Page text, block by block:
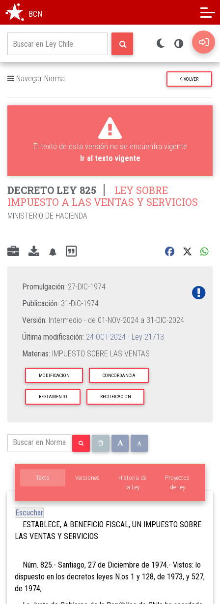
BCN
Navegar Norma VOLVER
El texto de esta versión no se encuentra vigente
Ir al texto vigente
DECRETO LEY 825
LEY SOBRE
IMPUESTO A LAS VENTAS Y SERVICIOS
MINISTERIO DE HACIENDA
Promulgación: 27-DIC-1974
Publicación: 31-DIC-1974
Versión: Intermedio - de 01-NOV-2024 a 31-DIC-2024
Última modificación: 24-OCT-2024 - Ley 21713
Materias: IMPUESTO SOBRE LAS VENTAS
MODIFICACION CONCORDANCIA
REGLAMENTO RECTIFICACION
Texto Versiones
Proyectos
de Ley
Historia de
la Ley
Escuchar
ESTABLECE, A BENEFICIO FISCAL, UN IMPUESTO SOBRE
LAS VENTAS Y SERVICIOS
Núm. 825.- Santiago, 27 de Diciembre de 1974.- Vistos: lo
dispuesto en los decretos leyes N.os 1 y 128, de 1973, y 527,
de 1974,